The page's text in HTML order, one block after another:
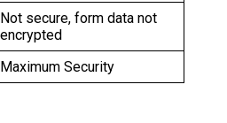
Not secure, form data not
encrypted
Maximum Security